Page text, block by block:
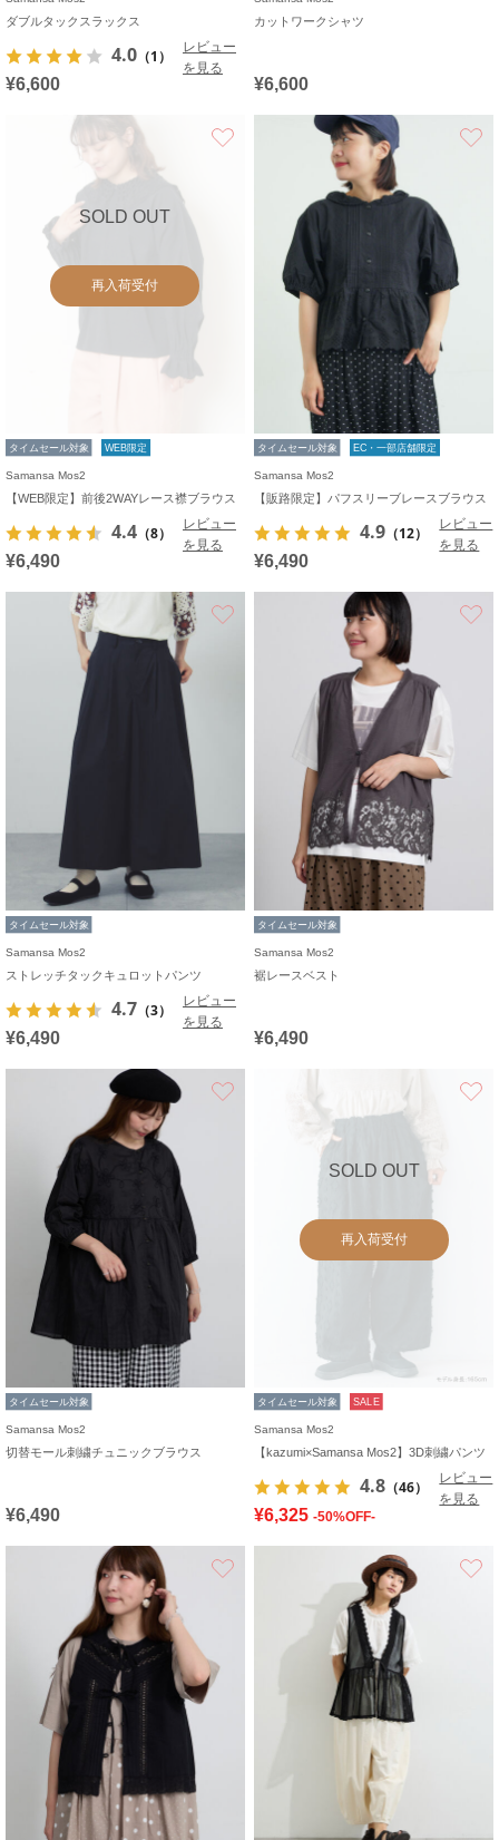
ダブルタックスラックス
4.0 （1）
レビュー
を見る
¥6,600
カットワークシャツ
¥6,600
SOLD OUT
再入荷受付
タイムセール対象 WEB限定
Samansa Mos2
【WEB限定】前後2WAYレース襟ブラウス
4.4 （8）
レビュー
を見る
¥6,490
タイムセール対象 EC・一部店舗限定
Samansa Mos2
【販路限定】パフスリーブレースブラウス
4.9 （12）
レビュー
を見る
¥6,490
タイムセール対象
Samansa Mos2
ストレッチタックキュロットパンツ
4.7 （3）
レビュー
を見る
¥6,490
タイムセール対象
Samansa Mos2
裾レースベスト
¥6,490
タイムセール対象
Samansa Mos2
切替モール刺繍チュニックブラウス
¥6,490
SOLD OUT
再入荷受付
タイムセール対象 SALE
Samansa Mos2
【kazumi×Samansa Mos2】3D刺繍パンツ
4.8 （46）
レビュー
を見る
¥6,325 -50%OFF-